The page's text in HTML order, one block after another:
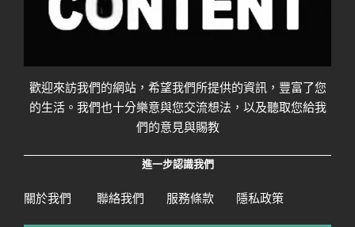
歡迎來訪我們的網站，希望我們所提供的資訊，豐富了您
的生活。我們也十分樂意與您交流想法，以及聽取您給我
們的意見與賜教
進一步認識我們
關於我們 聯絡我們 服務條款 隱私政策